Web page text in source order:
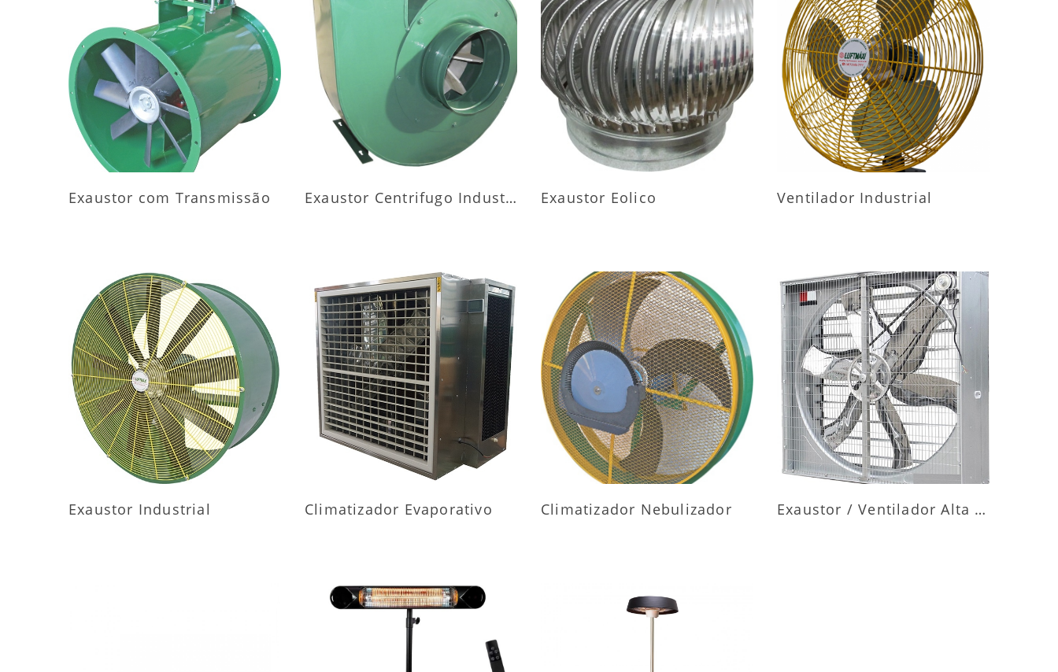
MAIS INFORMAÇÕES
Exaustor com Transmissão
MAIS INFORMAÇÕES
Exaustor Centrifugo Industrial
MAIS INFORMAÇÕES
Exaustor Eolico
MAIS INFORMAÇÕES
Ventilador Industrial
MAIS INFORMAÇÕES
Exaustor Industrial
MAIS INFORMAÇÕES
Climatizador Evaporativo
MAIS INFORMAÇÕES
Climatizador Nebulizador
MAIS INFORMAÇÕES
Exaustor / Ventilador Alta Vazão